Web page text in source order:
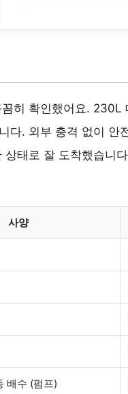
히 확인했어요.
다. 외부 충격 없이 안
상태로 잘 도착했습니
사양
배수 (펌프)